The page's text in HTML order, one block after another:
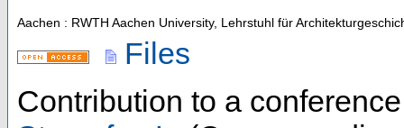
Aachen : RWTH Aachen University, Lehrstuhl für
Files
Contribution to a